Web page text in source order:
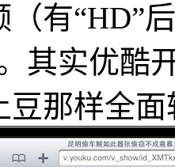
有“HD”
其实优酷
豆那样全面